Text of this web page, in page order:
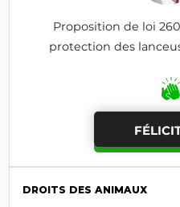
Proposition de loi
protection des
DROITS DES ANIMAUX